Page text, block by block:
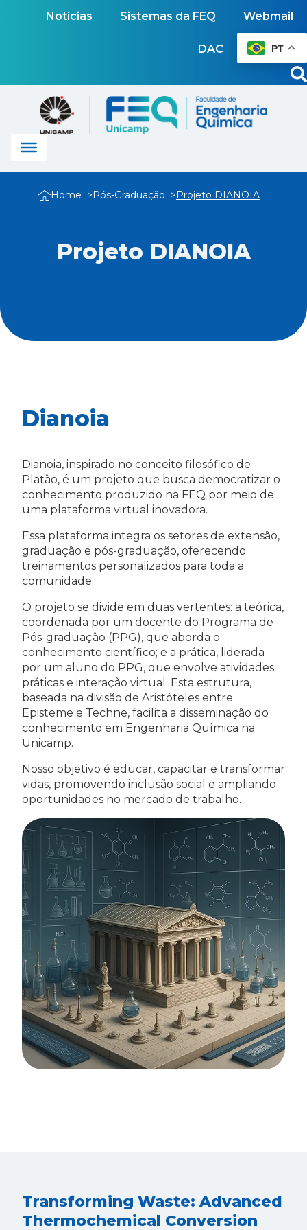
Notícias Sistemas da FEQ Webmail
DAC PT
Home Pós-Graduação Projeto DIANOIA
Projeto DIANOIA
Dianoia
Dianoia, inspirado no conceito filosófico de
Platão, é um projeto que busca democratizar o
conhecimento produzido na FEQ por meio de
uma plataforma virtual inovadora.
Essa plataforma integra os setores de extensão,
graduação e pós-graduação, oferecendo
treinamentos personalizados para toda a
comunidade.
O projeto se divide em duas vertentes: a teórica,
coordenada por um docente do Programa de
Pós-graduação (PPG), que aborda o
conhecimento científico; e a prática, liderada
por um aluno do PPG, que envolve atividades
práticas e interação virtual. Esta estrutura,
baseada na divisão de Aristóteles entre
Episteme e Techne, facilita a disseminação do
conhecimento em Engenharia Química na
Unicamp.
Nosso objetivo é educar, capacitar e transformar
vidas, promovendo inclusão social e ampliando
oportunidades no mercado de trabalho.
Transforming Waste: Advanced
Thermochemical Conversion